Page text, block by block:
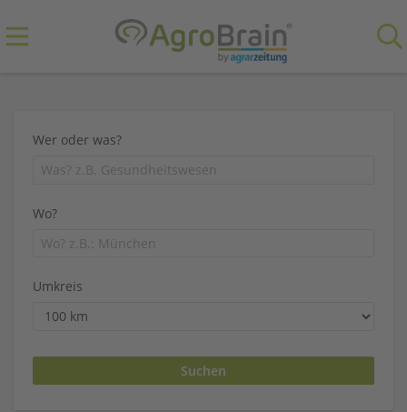
Wer oder was?
Wo?
Umkreis